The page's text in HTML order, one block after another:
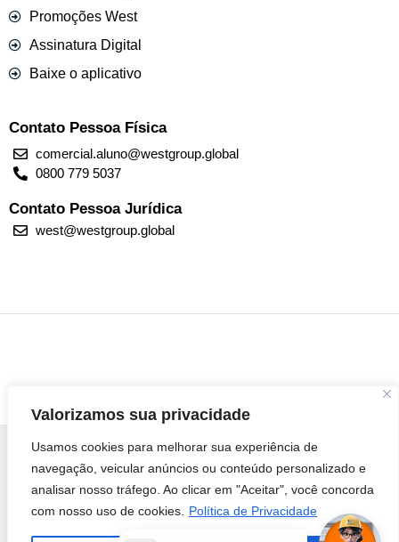
Valorizamos sua privacidade
Usamos cookies para melhorar sua experiência de
navegação, veicular anúncios ou conteúdo personalizado e
analisar nosso tráfego. Ao clicar em "Aceitar", você concorda
com nosso uso de cookies.
Política de Privacidade
Promoções West
Assinatura Digital
Baixe o aplicativo
Contato Pessoa Física
comercial.aluno@westgroup.global
0800 779 5037
Contato Pessoa Jurídica
west@westgroup.global
© 2026 Todos os direitos reservados
West Group do Brasil LTDA - 25.000.524/0001-03
...